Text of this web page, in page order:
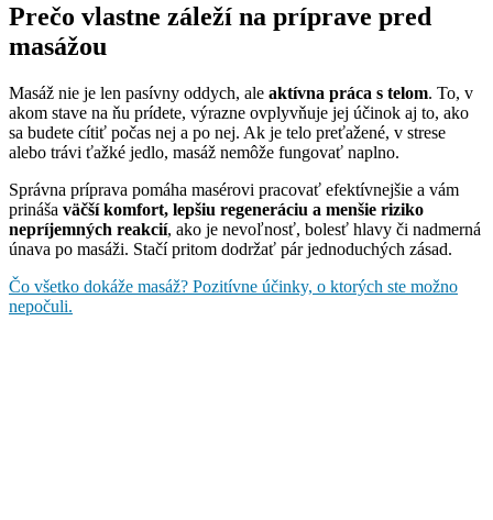
Prečo vlastne záleží na príprave pred
masážou
Masáž nie je len pasívny oddych, ale aktívna práca s telom. To, v
akom stave na ňu prídete, výrazne ovplyvňuje jej účinok aj to, ako
sa budete cítiť počas nej a po nej. Ak je telo preťažené, v strese
alebo trávi ťažké jedlo, masáž nemôže fungovať naplno.
Správna príprava pomáha masérovi pracovať efektívnejšie a vám
prináša väčší komfort, lepšiu regeneráciu a menšie riziko
nepríjemných reakcií, ako je nevoľnosť, bolesť hlavy či nadmerná
únava po masáži. Stačí pritom dodržať pár jednoduchých zásad.
Čo všetko dokáže masáž? Pozitívne účinky, o ktorých ste možno
nepočuli.